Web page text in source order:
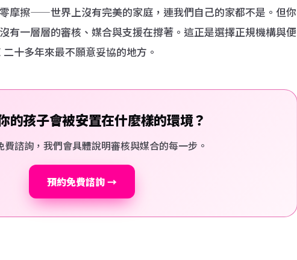
摩擦——世界上沒有完美的家庭，連我們自己的家都不是。但你
有一層層的審核、媒合與支援在撐著。這正是選擇正規機構與便
十多年來最不願意妥協的地方。
的孩子會被安置在什麼樣的環境？
費諮詢，我們會具體說明審核與媒合的每一步。
預約免費諮詢 →